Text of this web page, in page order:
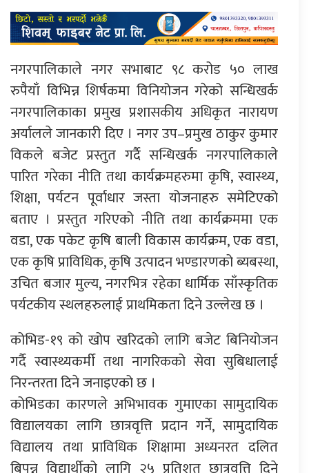
नगरपालिकाले नगर सभाबाट ९८ करोड ५० लाख
रुपैयाँ विभिन्न शिर्षकमा विनियोजन गरेको सन्धिखर्क
नगरपालिकाका प्रमुख प्रशासकीय अधिकृत नारायण
अर्यालले जानकारी दिए । नगर उप–प्रमुख ठाकुर कुमार
विकले बजेट प्रस्तुत गर्दै सन्धिखर्क नगरपालिकाले
पारित गरेका नीति तथा कार्यक्रमहरुमा कृषि, स्वास्थ्य,
शिक्षा, पर्यटन पूर्वाधार जस्ता योजनाहरु समेटिएको
बताए । प्रस्तुत गरिएको नीति तथा कार्यक्रममा एक
वडा, एक पकेट कृषि बाली विकास कार्यक्रम, एक वडा,
एक कृषि प्राविधिक, कृषि उत्पादन भण्डारणको ब्यबस्था,
उचित बजार मुल्य, नगरभित्र रहेका धार्मिक साँस्कृतिक
पर्यटकीय स्थलहरुलाई प्राथमिकता दिने उल्लेख छ ।
कोभिड-१९ को खोप खरिदको लागि बजेट बिनियोजन
गर्दै स्वास्थ्यकर्मी तथा नागरिकको सेवा सुबिधालाई
निरन्तरता दिने जनाइएको छ ।
कोभिडका कारणले अभिभावक गुमाएका सामुदायिक
विद्यालयका लागि छात्रवृत्ति प्रदान गर्ने, सामुदायिक
विद्यालय तथा प्राविधिक शिक्षामा अध्यनरत दलित